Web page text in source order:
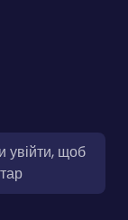
увійти, щоб